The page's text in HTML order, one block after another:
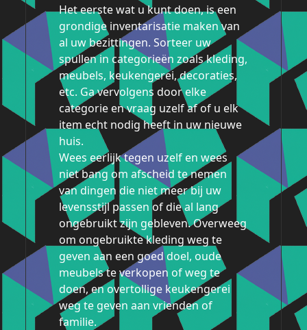
Het eerste wat u kunt doen, is een
grondige inventarisatie maken van
al uw bezittingen. Sorteer uw
spullen in categorieën zoals kleding,
meubels, keukengerei, decoraties,
etc. Ga vervolgens door elke
categorie en vraag uzelf af of u elk
item echt nodig heeft in uw nieuwe
huis.
Wees eerlijk tegen uzelf en wees
niet bang om afscheid te nemen
van dingen die niet meer bij uw
levensstijl passen of die al lang
ongebruikt zijn gebleven. Overweeg
om ongebruikte kleding weg te
geven aan een goed doel, oude
meubels te verkopen of weg te
doen, en overtollige keukengerei
weg te geven aan vrienden of
familie.